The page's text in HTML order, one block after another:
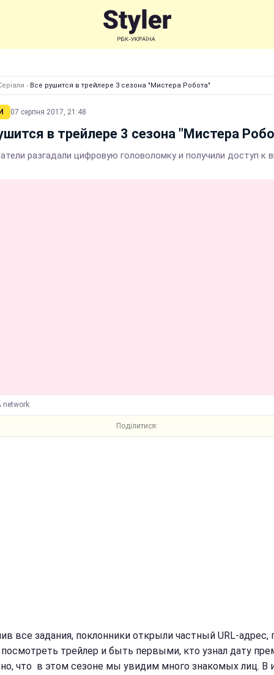
› Все рушится в трейлере 3 сезона "Мистера Робота"
07 серпня 2017, 21:48
в трейлере 3 сезона "Мистера
разгадали цифровую головоломку и получили доступ к
network
Поділитися:
все задания, поклонники открыли частный URL-адрес,
трейлер и быть первыми, кто узнал дату
что в этом сезоне мы увидим много знакомых лиц. В